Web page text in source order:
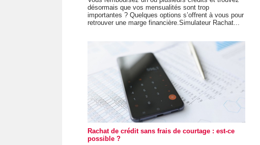
désormais que vos mensualités sont trop
importantes ? Quelques options s’offrent à vous pour
retrouver une marge financière.Simulateur Rachat...
Rachat de crédit sans frais de courtage : est-ce
possible ?